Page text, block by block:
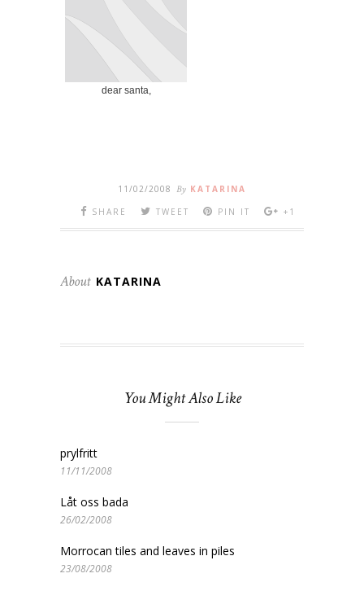
dear santa,
11/02/2008 By KATARINA
SHARE
TWEET PIN IT +1
About KATARINA
You Might Also Like
prylfritt
11/11/2008
Låt oss bada
26/02/2008
Morrocan tiles and leaves in piles
23/08/2008